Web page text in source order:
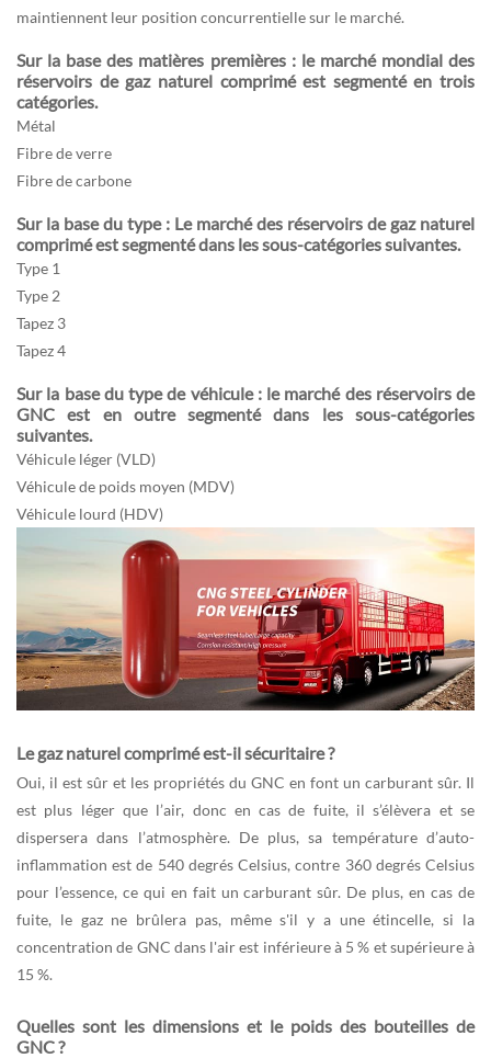
maintiennent leur position concurrentielle sur le marché.
Sur la base des matières premières : le marché mondial des
réservoirs de gaz naturel comprimé est segmenté en trois
catégories.
Métal
Fibre de verre
Fibre de carbone
Sur la base du type : Le marché des réservoirs de gaz naturel
comprimé est segmenté dans les sous-catégories suivantes.
Type 1
Type 2
Tapez 3
Tapez 4
Sur la base du type de véhicule : le marché des réservoirs de
GNC est en outre segmenté dans les sous-catégories
suivantes.
Véhicule léger (VLD)
Véhicule de poids moyen (MDV)
Véhicule lourd (HDV)
Le gaz naturel comprimé est-il sécuritaire ?
Oui, il est sûr et les propriétés du GNC en font un carburant sûr. Il
est plus léger que l’air, donc en cas de fuite, il s’élèvera et se
dispersera dans l’atmosphère. De plus, sa température d’auto-
inflammation est de 540 degrés Celsius, contre 360 degrés Celsius
pour l’essence, ce qui en fait un carburant sûr. De plus, en cas de
fuite, le gaz ne brûlera pas, même s'il y a une étincelle, si la
concentration de GNC dans l'air est inférieure à 5 % et supérieure à
15 %.
Quelles sont les dimensions et le poids des bouteilles de
GNC ?